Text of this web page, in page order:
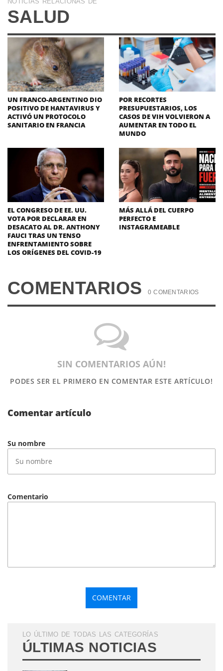
SALUD
UN FRANCO-ARGENTINO DIO
POSITIVO DE HANTAVIRUS Y
ACTIVÓ UN PROTOCOLO
SANITARIO EN FRANCIA
POR RECORTES
PRESUPUESTARIOS, LOS
CASOS DE VIH VOLVIERON A
AUMENTAR EN TODO EL
MUNDO
EL CONGRESO DE EE. UU.
VOTA POR DECLARAR EN
DESACATO AL DR. ANTHONY
FAUCI TRAS UN TENSO
ENFRENTAMIENTO SOBRE
LOS ORÍGENES DEL COVID-19
MÁS ALLÁ DEL CUERPO
PERFECTO E
INSTAGRAMEABLE
COMENTARIOS 0 COMENTARIOS
SIN COMENTARIOS AÚN!
PODES SER EL PRIMERO EN COMENTAR ESTE ARTÍCULO!
Comentar artículo
Su nombre
Comentario
LO ÚLTIMO DE TODAS LAS CATEGORÍAS
ÚLTIMAS NOTICIAS